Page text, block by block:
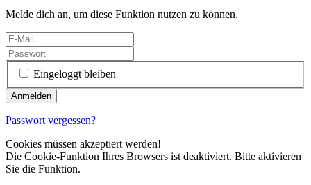
Melde dich an, um diese Funktion nutzen zu können.
Eingeloggt bleiben
Passwort vergessen?
Cookies müssen akzeptiert werden!
Die Cookie-Funktion Ihres Browsers ist deaktiviert. Bitte aktivieren
Sie die Funktion.